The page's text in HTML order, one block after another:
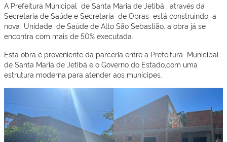
A Prefeitura Municipal de Santa Maria de Jetibá , através da
Secretaria de Saúde e Secretaria de Obras está construindo a
nova Unidade de Saúde de Alto São Sebastião, a obra já se
encontra com mais de 50% executada.
Esta obra é proveniente da parceria entre a Prefeitura Municipal
de Santa Maria de Jetibá e o Governo do Estado,com uma
estrutura moderna para atender aos munícipes.